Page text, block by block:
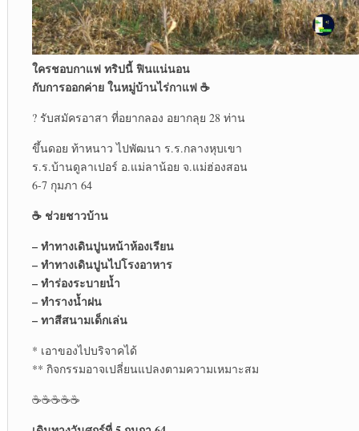
ใครชอบกาแฟ ทริปนี้ ฟินแน่นอน
กับการออกค่าย ในหมู่บ้านไร่กาแฟ ☕
? รับสมัครอาสา ที่อยากลอง อยากลุย 28 ท่าน
ขึ้นดอย ท้าหนาว ไปพัฒนา ร.ร.กลางหุบเขา
ร.ร.บ้านดูลาเปอร์ อ.แม่ลาน้อย จ.แม่ฮ่องสอน
6-7 กุมภา 64
☕ ช่วยชาวบ้าน
– ทำทางเดินปูนหน้าห้องเรียน
– ทำทางเดินปูนไปโรงอาหาร
– ทำร่องระบายน้ำ
– ทำรางน้ำฝน
– ทาสีสนามเด็กเล่น
* เอาของไปบริจาคได้
** กิจกรรมอาจเปลี่ยนแปลงตามความเหมาะสม
☕☕☕☕☕